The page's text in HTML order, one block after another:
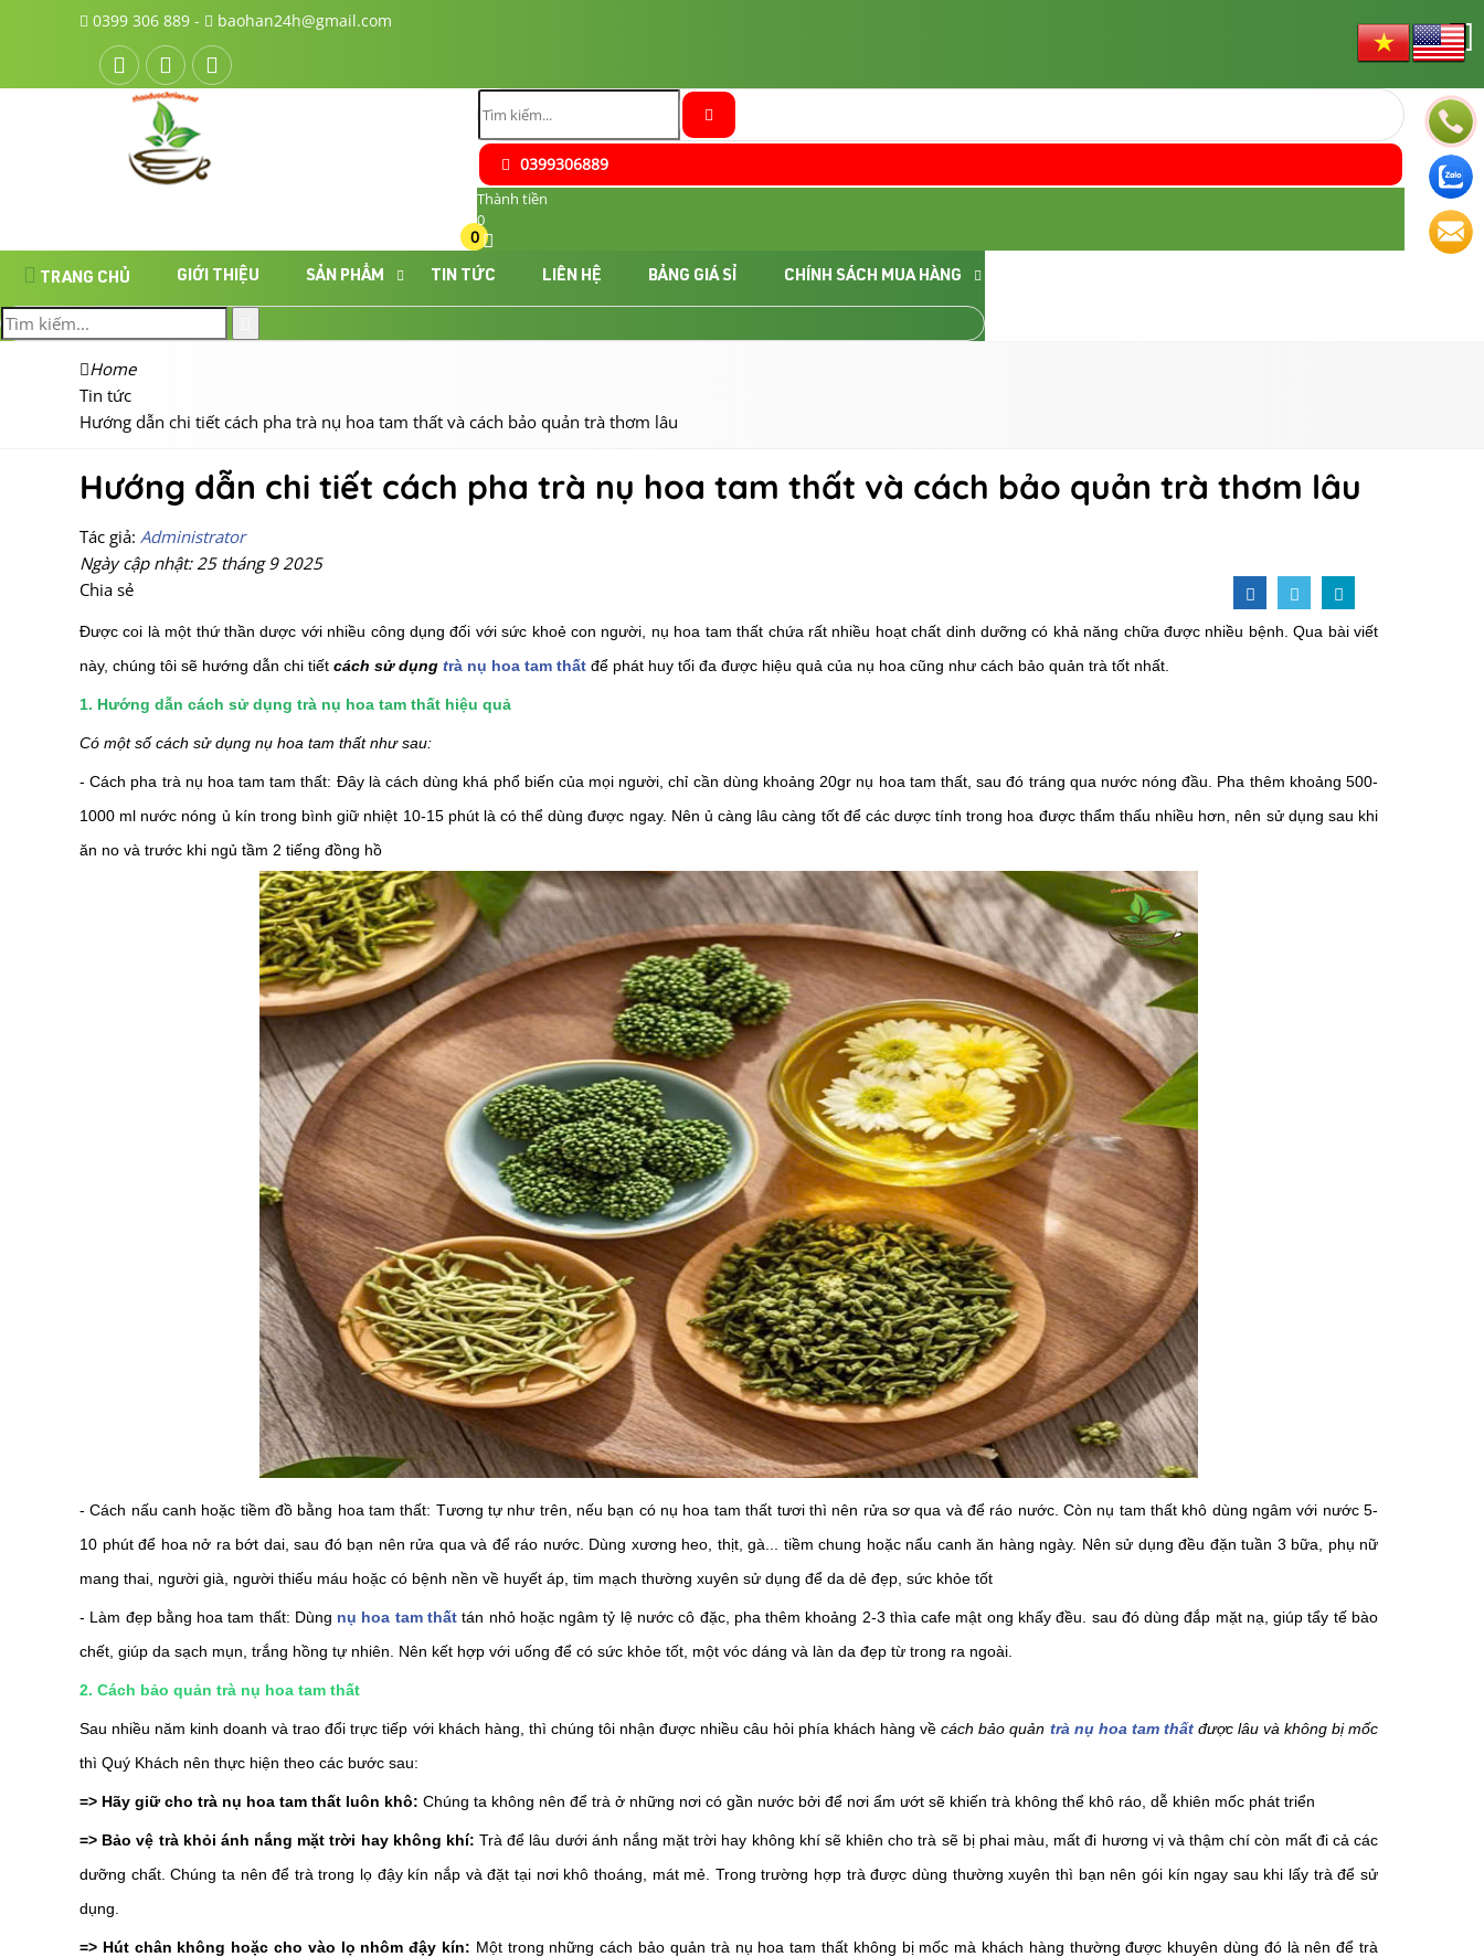
0399 306 889 - baohan24h@gmail.com
0399306889
Thành tiền
0
0
TRANG CHỦ GIỚI THIỆU SẢN PHẨM TIN TỨC LIÊN HỆ BẢNG GIÁ SỈ CHÍNH SÁCH MUA HÀNG
Home
Tin tức
Hướng dẫn chi tiết cách pha trà nụ hoa tam thất và cách bảo quản trà thơm lâu
Hướng dẫn chi tiết cách pha trà nụ hoa tam thất và cách bảo quản trà thơm lâu
Tác giả: Administrator
Ngày cập nhật: 25 tháng 9 2025
Chia sẻ
Được coi là một thứ thần dược với nhiều công dụng đối với sức khoẻ con người, nụ hoa tam thất chứa rất nhiều hoạt chất dinh dưỡng có khả năng chữa được nhiều bệnh. Qua bài viết
này, chúng tôi sẽ hướng dẫn chi tiết cách sử dụng trà nụ hoa tam thất để phát huy tối đa được hiệu quả của nụ hoa cũng như cách bảo quản trà tốt nhất.
1. Hướng dẫn cách sử dụng trà nụ hoa tam thất hiệu quả
Có một số cách sử dụng nụ hoa tam thất như sau:
- Cách pha trà nụ hoa tam tam thất: Đây là cách dùng khá phổ biến của mọi người, chỉ cần dùng khoảng 20gr nụ hoa tam thất, sau đó tráng qua nước nóng đầu. Pha thêm khoảng 500-
1000 ml nước nóng ủ kín trong bình giữ nhiệt 10-15 phút là có thể dùng được ngay. Nên ủ càng lâu càng tốt để các dược tính trong hoa được thẩm thấu nhiều hơn, nên sử dụng sau khi
ăn no và trước khi ngủ tầm 2 tiếng đồng hồ
- Cách nấu canh hoặc tiềm đồ bằng hoa tam thất: Tương tự như trên, nếu bạn có nụ hoa tam thất tươi thì nên rửa sơ qua và để ráo nước. Còn nụ tam thất khô dùng ngâm với nước 5-
10 phút để hoa nở ra bớt dai, sau đó bạn nên rửa qua và để ráo nước. Dùng xương heo, thịt, gà... tiềm chung hoặc nấu canh ăn hàng ngày. Nên sử dụng đều đặn tuần 3 bữa, phụ nữ
mang thai, người già, người thiếu máu hoặc có bệnh nền về huyết áp, tim mạch thường xuyên sử dụng để da dẻ đẹp, sức khỏe tốt
- Làm đẹp bằng hoa tam thất: Dùng nụ hoa tam thất tán nhỏ hoặc ngâm tỷ lệ nước cô đặc, pha thêm khoảng 2-3 thìa cafe mật ong khấy đều. sau đó dùng đắp mặt nạ, giúp tẩy tế bào
chết, giúp da sạch mụn, trắng hồng tự nhiên. Nên kết hợp với uống để có sức khỏe tốt, một vóc dáng và làn da đẹp từ trong ra ngoài.
2. Cách bảo quản trà nụ hoa tam thất
Sau nhiều năm kinh doanh và trao đổi trực tiếp với khách hàng, thì chúng tôi nhận được nhiều câu hỏi phía khách hàng vềcách bảo quản trà nụ hoa tam thấtđược lâu và không bị mốc
thì Quý Khách nên thực hiện theo các bước sau:
=> Hãy giữ cho trà nụ hoa tam thất luôn khô: Chúng ta không nên để trà ở những nơi có gần nước bởi để nơi ẩm ướt sẽ khiến trà không thể khô ráo, dễ khiên mốc phát triển
=> Bảo vệ trà khỏi ánh nắng mặt trời hay không khí: Trà để lâu dưới ánh nắng mặt trời hay không khí sẽ khiên cho trà sẽ bị phai màu, mất đi hương vị và thậm chí còn mất đi cả các
dưỡng chất. Chúng ta nên để trà trong lọ đậy kín nắp và đặt tại nơi khô thoáng, mát mẻ. Trong trường hợp trà được dùng thường xuyên thì bạn nên gói kín ngay sau khi lấy trà để sử
dụng.
=> Hút chân không hoặc cho vào lọ nhôm đậy kín: Một trong những cách bảo quản trà nụ hoa tam thất không bị mốc mà khách hàng thường được khuyên dùng đó là nên để trà